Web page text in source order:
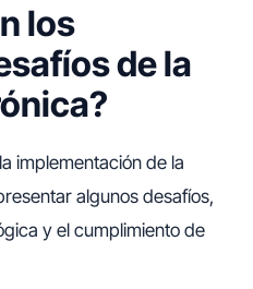
los
de la
implementación de la
algunos desafíos,
y el cumplimiento de